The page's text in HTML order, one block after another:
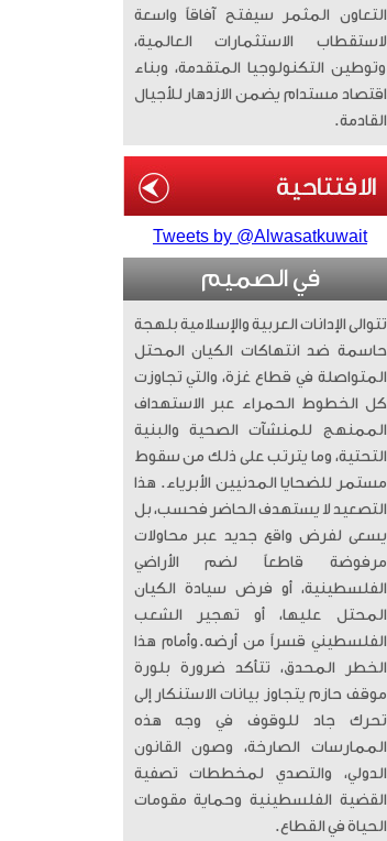
التعاون المثمر سيفتح آفاقاً واسعة
لاستقطاب الاستثمارات العالمية،
وتوطين التكنولوجيا المتقدمة، وبناء
اقتصاد مستدام يضمن الازدهار للأجيال
القادمة.
Tweets by @Alwasatkuwait
في الصميم
تتوالى الإدانات العربية والإسلامية بلهجة
حاسمة ضد انتهاكات الكيان المحتل
المتواصلة في قطاع غزة، والتي تجاوزت
كل الخطوط الحمراء عبر الاستهداف
الممنهج للمنشآت الصحية والبنية
التحتية، وما يترتب على ذلك من سقوط
مستمر للضحايا المدنيين الأبرياء. ​ هذا
التصعيد لا يستهدف الحاضر فحسب، بل
يسعى لفرض واقع جديد عبر محاولات
مرفوضة قاطعاً لضم الأراضي
الفلسطينية، أو فرض سيادة الكيان
المحتل عليها، أو تهجير الشعب
الفلسطيني قسراً من أرضه. ​وأمام هذا
الخطر المحدق، تتأكد ضرورة بلورة
موقف حازم يتجاوز بيانات الاستنكار إلى
تحرك جاد للوقوف في وجه هذه
الممارسات الصارخة، وصون القانون
الدولي، والتصدي لمخططات تصفية
القضية الفلسطينية وحماية مقومات
الحياة في القطاع.